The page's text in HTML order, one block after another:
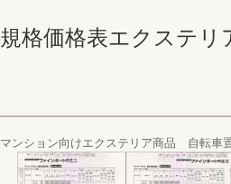
規格価格表エクステリ
マンション向けエクステリア商品 自転車